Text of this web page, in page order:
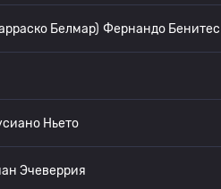
Белмар) Фернандо Бенитес
Ньето
Эчеверрия